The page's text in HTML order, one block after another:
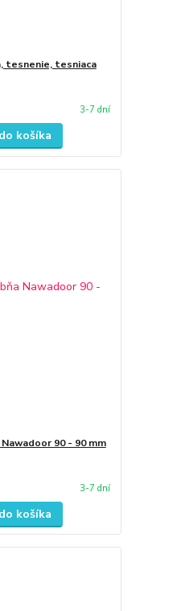
tesnenie, tesniaca
3-7 dní
košíka
90 - 90 mm
3-7 dní
košíka